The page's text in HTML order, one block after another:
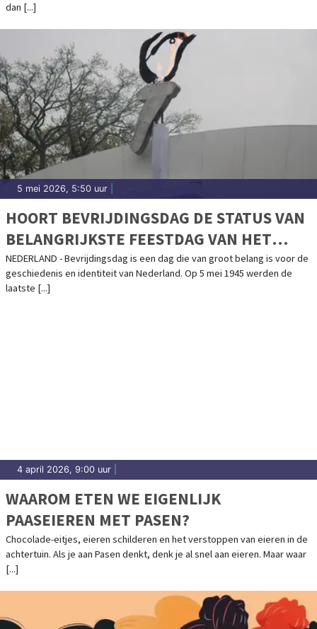
dan [...]
5 mei 2026, 5:50 uur
HOORT BEVRIJDINGSDAG DE STATUS VAN
BELANGRIJKSTE FEESTDAG VAN HET
JAAR TE KRIJGEN?
NEDERLAND - Bevrijdingsdag is een dag die van groot belang is voor de
geschiedenis en identiteit van Nederland. Op 5 mei 1945 werden de
laatste [...]
4 april 2026, 9:00 uur
WAAROM ETEN WE EIGENLIJK
PAASEIEREN MET PASEN?
Chocolade-eitjes, eieren schilderen en het verstoppen van eieren in de
achtertuin. Als je aan Pasen denkt, denk je al snel aan eieren. Maar waar
[...]